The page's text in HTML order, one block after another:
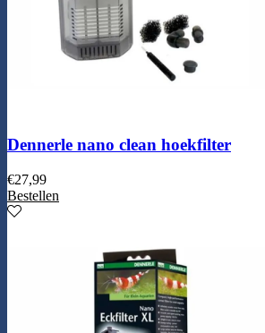
Dennerle nano clean hoekfilter
€27,99
Bestellen